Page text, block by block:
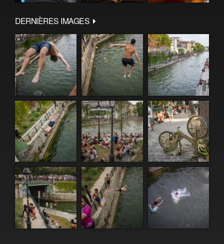
DERNIÈRES IMAGES